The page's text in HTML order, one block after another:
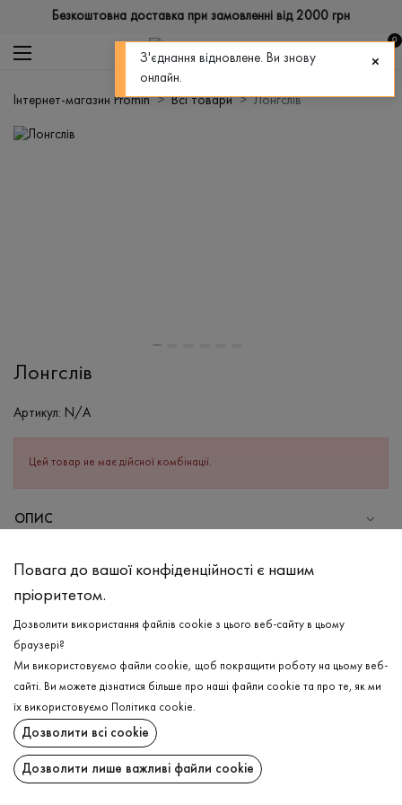
Безкоштовна доставка при замовленні від 2000 грн
0
Інтернет-магазин Promin Всі товари Лонгслів
Лонгслів
Артикул: N/A
Цей товар не має дійсної комбінації.
ОПИС
собі властивість м’яко та еластично прилягати до тіла.
Водночас виглядає особливо, завдяки візуальному поєднанню
додаткової білої підкладки. Має круглу горловину та довгий
рукав.Навіть в базовому одязі можливо виглядати актуально.
СКЛАД
Віскоза - 92%, Еластан - 8%
ДОГЛЯД
Прання в холодній воді (до 30 ° C)
ДОСТАВКА
ПОВЕРНЕННЯ
Повага до вашої конфіденційності є нашим
пріоритетом.
Дозволити використання файлів cookie з цього веб-сайту в цьому
браузері?
Ми використовуємо файли cookie, щоб покращити роботу на цьому веб-
сайті. Ви можете дізнатися більше про наші файли cookie та про те, як ми
їх використовуємо
Політика cookie.
Дозволити всі cookie
Дозволити лише важливі файли cookie
З'єднання відновлене. Ви знову
онлайн.